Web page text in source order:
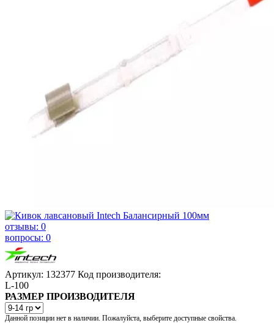
отзывы: 0
вопросы: 0
Артикул: 132377 Код производителя:
L-100
РАЗМЕР ПРОИЗВОДИТЕЛЯ
Данной позиции нет в наличии. Пожалуйста, выберите доступные свойства.